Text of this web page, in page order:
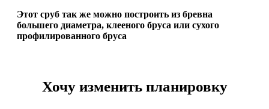
Этот сруб так же можно построить из бревна
большего диаметра, клееного бруса или сухого
профилированного бруса
Хочу изменить планировку